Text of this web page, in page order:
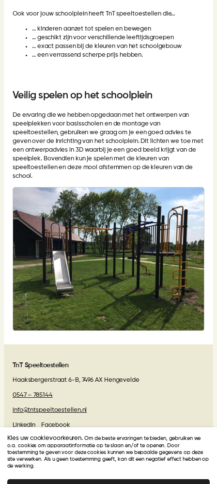
Ook voor jouw schoolplein heeft TnT speeltoestellen die…
… kinderen aanzet tot spelen en bewegen
… geschikt zijn voor verschillende leeftijdsgroepen
… exact passen bij de kleuren van het schoolgebouw
… een verrassend scherpe prijs hebben.
Veilig spelen op het schoolplein
De ervaring die we hebben opgedaan met het ontwerpen van
speelplekken voor basisscholen en demontagevan
speeltoestellen, gebruiken we graag om je een goed advies te
geven over de inrichting van het schoolplein. Dit lichten we toe met
een ontwerpadvies in 3D waarbij je een goed beeld krijgt van de
speelplek. Bovendien kun je spelen met de kleuren van
speeltoestellen en deze mooi afstemmen op de kleuren van de
school.
TnT Speeltoestellen
Haaksbergerstraat 6-B, 7496 AX Hengevelde
0547 – 785144
info@tntspeeltoestellen.nl
LinkedIn Facebook
Algemene voorwaarden
Beoordelingen van onze klanten
Kies uw cookievoorkeuren. Om de beste ervaringen te bieden, gebruiken we
o.a. cookies om apparaatinformatie op te slaan en/of te openen. Door
toestemming te geven voor deze cookies kunnen we bepaalde gegevens op deze
site verwerken. Als u geen toestemming geeft, kan dit een negatief effect hebben op
de werking.